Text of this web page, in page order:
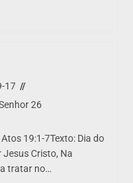
17
26
19:1-7Texto: Dia do
Jesus Cristo, Na
tratar no…